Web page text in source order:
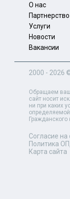
О нас
Партнерство
Услуги
Новости
Вакансии
2000 - 2026
Обращаем
сайт носит
ни при каких
Согласие
Политика
Карта сайта